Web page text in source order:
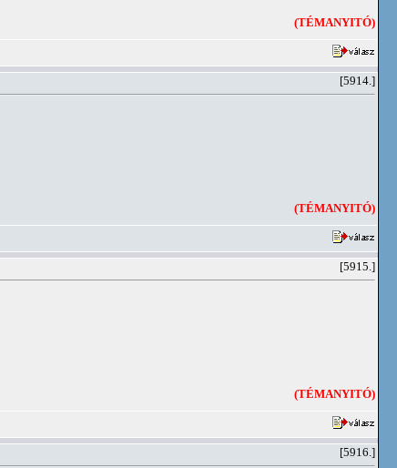
(TÉMANYITÓ)
[5914.]
(TÉMANYITÓ)
[5915.]
(TÉMANYITÓ)
[5916.]